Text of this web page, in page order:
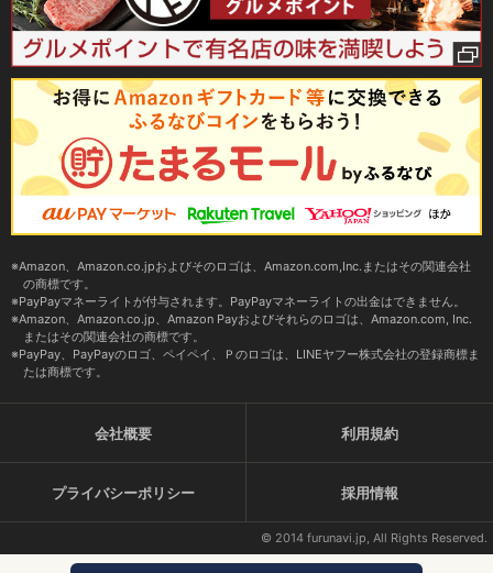
Amazon、Amazon.co.jpおよびそのロゴは、Amazon.com,Inc.またはその関連会社
の商標です。
PayPayマネーライトが付与されます。PayPayマネーライトの出金はできません。
Amazon、Amazon.co.jp、Amazon Payおよびそれらのロゴは、Amazon.com, Inc.
またはその関連会社の商標です。
PayPay、PayPayのロゴ、ペイペイ、Ｐのロゴは、LINEヤフー株式会社の登録商標ま
たは商標です。
会社概要 利用規約
プライバシーポリシー 採用情報
© 2014 furunavi.jp, All Rights Reserved.